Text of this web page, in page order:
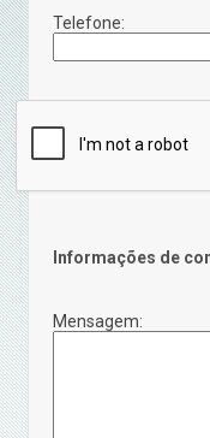
Telefone:
Informações de
Mensagem: